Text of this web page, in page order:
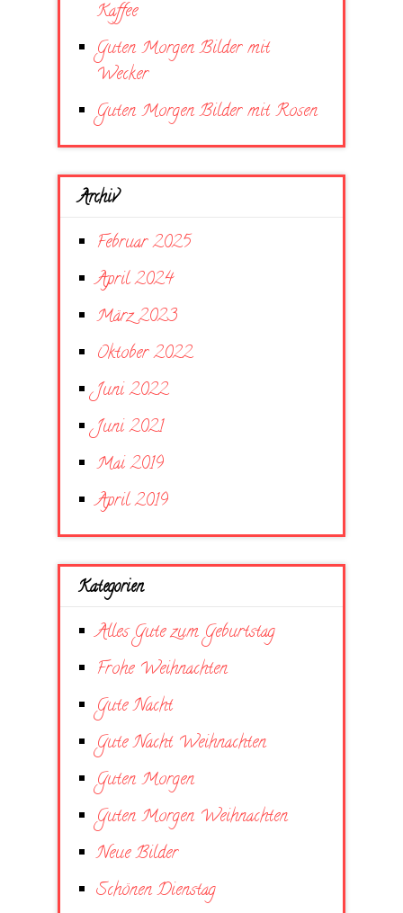
Kaffee
Guten Morgen Bilder mit
Wecker
Guten Morgen Bilder mit Rosen
Archiv
Februar 2025
April 2024
März 2023
Oktober 2022
Juni 2022
Juni 2021
Mai 2019
April 2019
Kategorien
Alles Gute zum Geburtstag
Frohe Weihnachten
Gute Nacht
Gute Nacht Weihnachten
Guten Morgen
Guten Morgen Weihnachten
Neue Bilder
Schönen Dienstag